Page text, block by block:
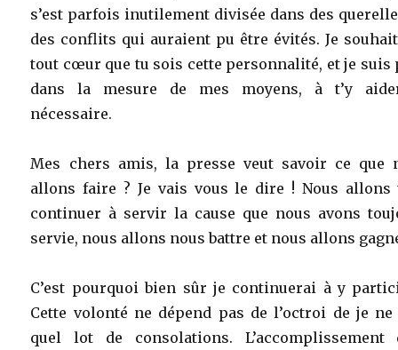
s’est parfois inutilement divisée dans des
des conflits qui auraient pu être évités. Je
tout cœur que tu sois cette personnalité, et je suis
dans la mesure de mes moyens, à t’y
nécessaire.
Mes chers amis, la presse veut savoir ce que
allons faire ? Je vais vous le dire ! Nous allons
continuer à servir la cause que nous avons
servie, nous allons nous battre et nous allons
C’est pourquoi bien sûr je continuerai à y
Cette volonté ne dépend pas de l’octroi de je ne
quel lot de consolations. L’accomplissement